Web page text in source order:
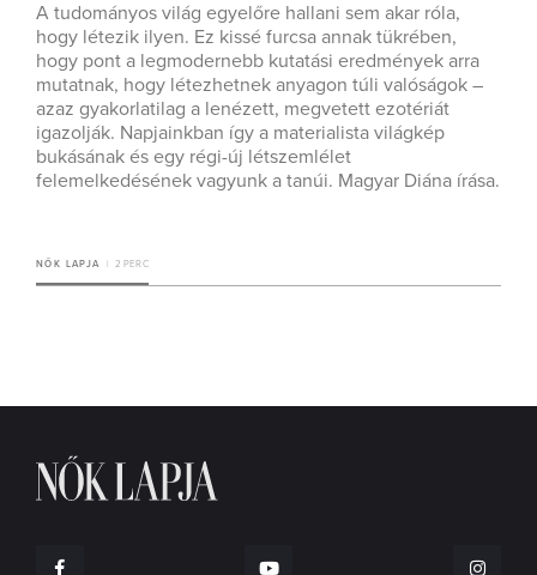
A tudományos világ egyelőre hallani sem akar róla,
hogy létezik ilyen. Ez kissé furcsa annak tükrében,
hogy pont a legmodernebb kutatási eredmények arra
mutatnak, hogy létezhetnek anyagon túli valóságok –
azaz gyakorlatilag a lenézett, megvetett ezotériát
igazolják. Napjainkban így a materialista világkép
bukásának és egy régi-új létszemlélet
felemelkedésének vagyunk a tanúi. Magyar Diána írása.
NŐK LAPJA 2 PERC